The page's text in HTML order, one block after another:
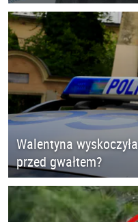
Walentyna
przed gwałtem?